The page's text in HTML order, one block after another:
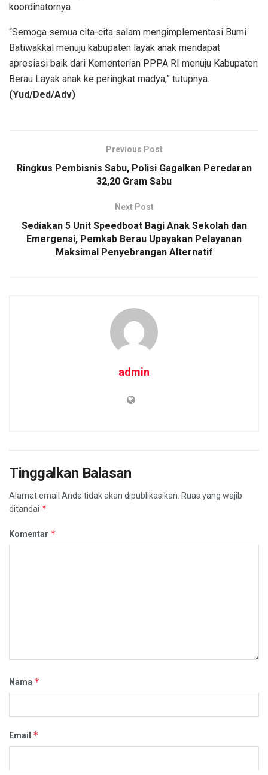
koordinatornya.
“Semoga semua cita-cita salam mengimplementasi Bumi
Batiwakkal menuju kabupaten layak anak mendapat
apresiasi baik dari Kementerian PPPA RI menuju Kabupaten
Berau Layak anak ke peringkat madya,” tutupnya.
(Yud/Ded/Adv)
Previous Post
Ringkus Pembisnis Sabu, Polisi Gagalkan Peredaran
32,20 Gram Sabu
Next Post
Sediakan 5 Unit Speedboat Bagi Anak Sekolah dan
Emergensi, Pemkab Berau Upayakan Pelayanan
Maksimal Penyebrangan Alternatif
admin
Tinggalkan Balasan
Alamat email Anda tidak akan dipublikasikan. Ruas yang wajib
ditandai *
Komentar *
Nama *
Email *